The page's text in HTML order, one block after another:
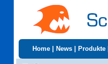
Home News Produkte